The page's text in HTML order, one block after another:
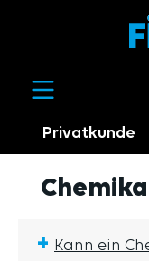
Privatkunde
Händler
+ Kann ein